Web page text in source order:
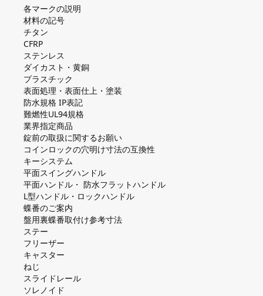
各マークの説明
材料の記号
チタン
CFRP
ステンレス
ダイカスト・⻩銅
プラスチック
表面処理・表面仕上・塗装
防⽔規格 IP表記
難燃性UL94規格
業界指定商品
錠前の取扱に関するお願い
コインロックの⽳明け⼨法の互換性
キーシステム
平⾯スイングハンドル
平⾯ハンドル・ 防⽔フラットハンドル
L型ハンドル・ロックハンドル
蝶番のご案内
盤⽤裏蝶番取付け参考⼨法
ステー
フリーザー
キャスター
ねじ
スライドレール
ソレノイド